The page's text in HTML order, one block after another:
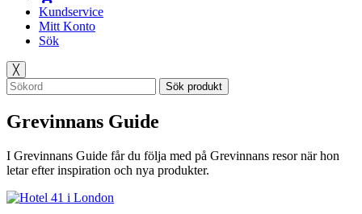
Kundservice
Mitt Konto
Sök
╳
Sök produkt
Grevinnans Guide
I Grevinnans Guide får du följa med på Grevinnans resor när hon
letar efter inspiration och nya produkter.